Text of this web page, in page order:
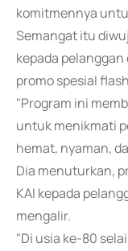
komitmennya
Semangat itu
kepada
promo spesial
"Program ini
untuk menikmati
hemat, nyaman,
Dia menuturkan,
KAI kepada
mengalir.
"Di usia ke-80